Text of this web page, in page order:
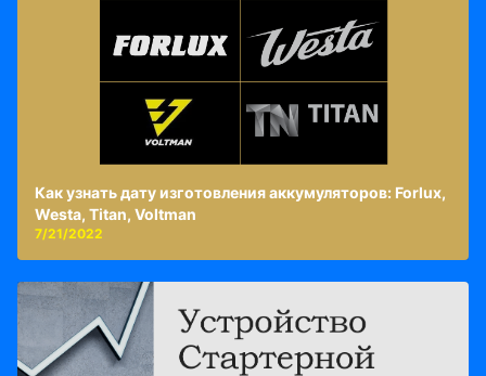
Как узнать дату изготовления аккумуляторов: Forlux,
Westa, Titan, Voltman
7/21/2022